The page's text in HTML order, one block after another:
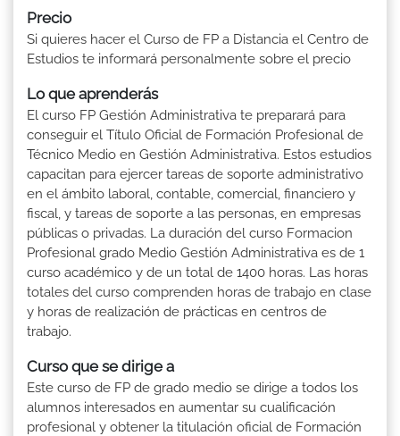
Precio
Si quieres hacer el Curso de FP a Distancia el Centro de
Estudios te informará personalmente sobre el precio
Lo que aprenderás
El curso FP Gestión Administrativa te preparará para
conseguir el Título Oficial de Formación Profesional de
Técnico Medio en Gestión Administrativa. Estos estudios
capacitan para ejercer tareas de soporte administrativo
en el ámbito laboral, contable, comercial, financiero y
fiscal, y tareas de soporte a las personas, en empresas
públicas o privadas. La duración del curso Formacion
Profesional grado Medio Gestión Administrativa es de 1
curso académico y de un total de 1400 horas. Las horas
totales del curso comprenden horas de trabajo en clase
y horas de realización de prácticas en centros de
trabajo.
Curso que se dirige a
Este curso de FP de grado medio se dirige a todos los
alumnos interesados en aumentar su cualificación
profesional y obtener la titulación oficial de Formación